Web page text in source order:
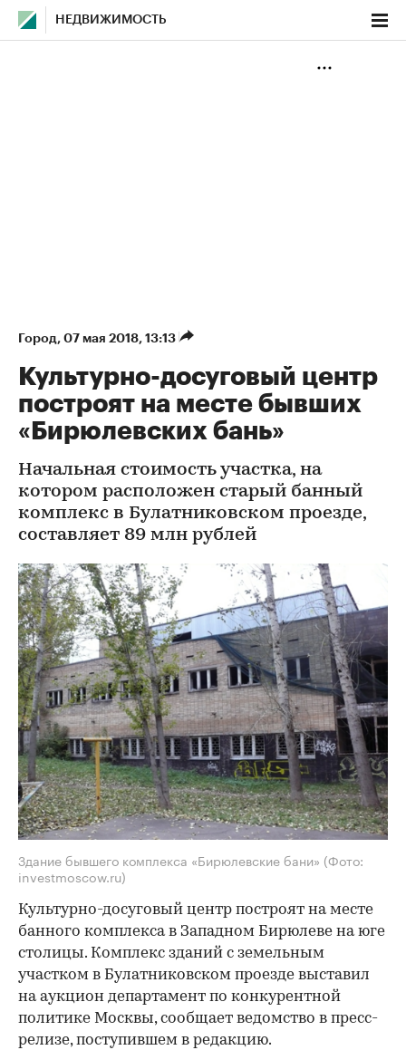
НЕДВИЖИМОСТЬ
Город⁠, 07 мая 2018, 13:13
Культурно-досуговый центр
построят на месте бывших
«Бирюлевских бань»
Начальная стоимость участка, на
котором расположен старый банный
комплекс в Булатниковском проезде,
составляет 89 млн рублей
Здание бывшего комплекса «Бирюлевские бани» (Фото:
investmoscow.ru)
Культурно-досуговый центр построят на месте
банного комплекса в Западном Бирюлеве на юге
столицы. Комплекс зданий с земельным
участком в Булатниковском проезде выставил
на аукцион департамент по конкурентной
политике Москвы, сообщает ведомство в пресс-
релизе, поступившем в редакцию.